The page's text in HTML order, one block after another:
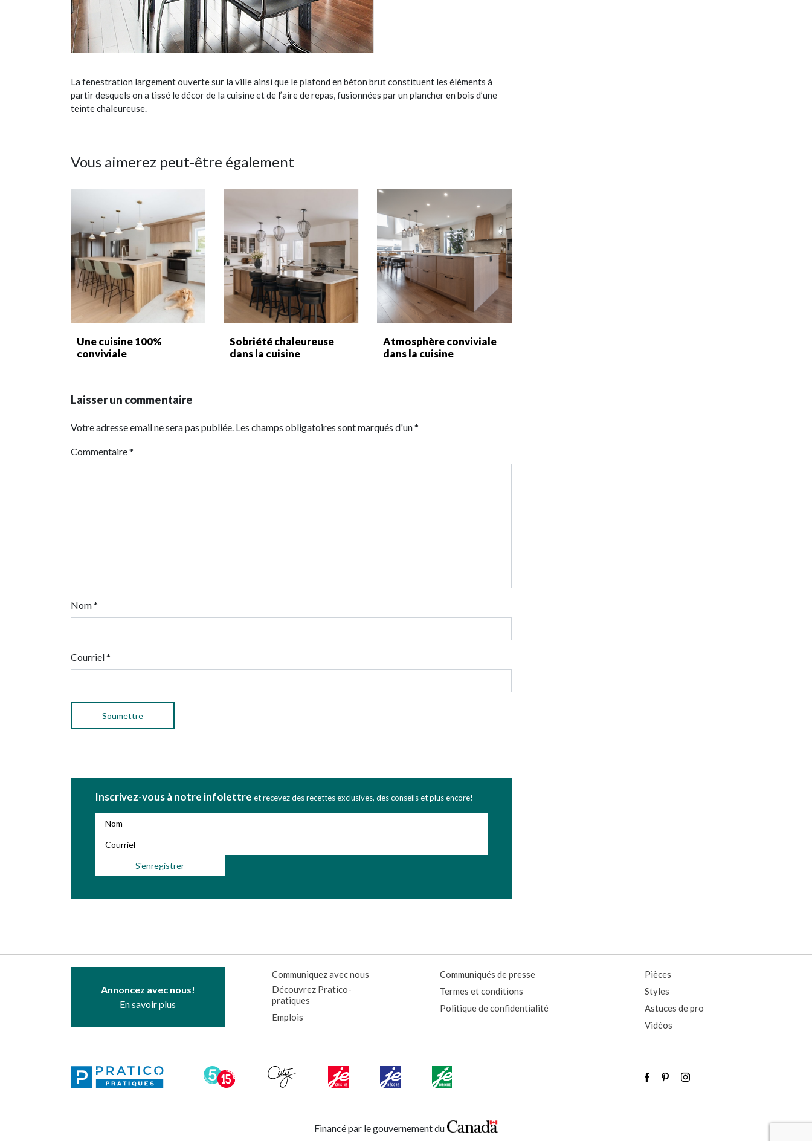
La fenestration largement ouverte sur la ville ainsi que le plafond en béton brut constituent les éléments à
partir desquels on a tissé le décor de la cuisine et de l’aire de repas, fusionnées par un plancher en bois d’une
teinte chaleureuse.
Vous aimerez peut-être également
Une cuisine 100%
conviviale
Sobriété chaleureuse
dans la cuisine
Atmosphère conviviale
dans la cuisine
Laisser un commentaire
Votre adresse email ne sera pas publiée. Les champs obligatoires sont marqués d'un *
Commentaire*
Nom*
Courriel*
Inscrivez-vous à notre infolettre et recevez des recettes exclusives, des conseils et plus encore!
Annoncez avec nous!
En savoir plus
Communiquez avec nous
Découvrez Pratico-
pratiques
Emplois
Communiqués de presse
Termes et conditions
Politique de confidentialité
Pièces
Styles
Astuces de pro
Vidéos
Financé par le gouvernement du